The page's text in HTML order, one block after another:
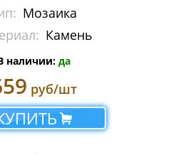
Thin Marble
мозаика
Мозаика
Камень
наличии: да
руб/шт